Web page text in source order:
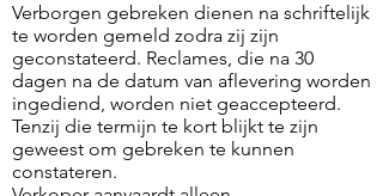
Verborgen gebreken dienen na schriftelijk
te worden gemeld zodra zij zijn
geconstateerd. Reclames, die na 30
dagen na de datum van aflevering worden
ingediend, worden niet geaccepteerd.
Tenzij die termijn te kort blijkt te zijn
geweest om gebreken te kunnen
constateren.